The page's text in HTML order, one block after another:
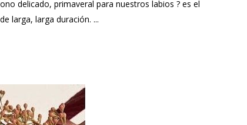
delicado, primaveral para nuestros labios ? es el
larga, larga duración. ...